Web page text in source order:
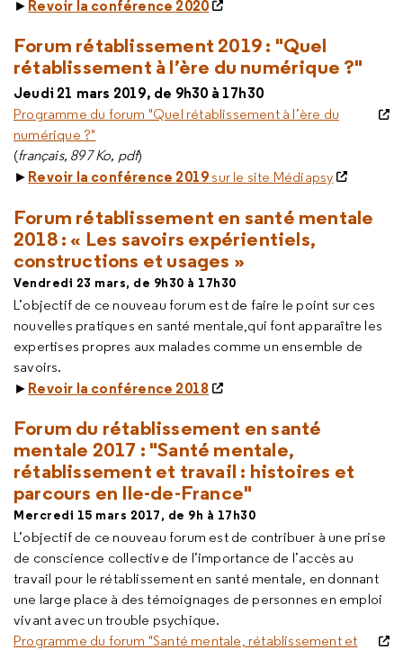
► Revoir la conférence 2020
Forum rétablissement 2019 : "Quel
rétablissement à l’ère du numérique ?"
Jeudi 21 mars 2019, de 9h30 à 17h30
Programme du forum "Quel rétablissement à l’ère du
numérique ?"
(français, 897 Ko, pdf)
► Revoir la conférence 2019 sur le site Médiapsy
Forum rétablissement en santé mentale
2018 : « Les savoirs expérientiels,
constructions et usages »
Vendredi 23 mars, de 9h30 à 17h30
L’objectif de ce nouveau forum est de faire le point sur ces
nouvelles pratiques en santé mentale,qui font apparaître les
expertises propres aux malades comme un ensemble de
savoirs.
► Revoir la conférence 2018
Forum du rétablissement en santé
mentale 2017 : "Santé mentale,
rétablissement et travail : histoires et
parcours en Ile-de-France"
Mercredi 15 mars 2017, de 9h à 17h30
L’objectif de ce nouveau forum est de contribuer à une prise
de conscience collective de l’importance de l’accès au
travail pour le rétablissement en santé mentale, en donnant
une large place à des témoignages de personnes en emploi
vivant avec un trouble psychique.
Programme du forum "Santé mentale, rétablissement et